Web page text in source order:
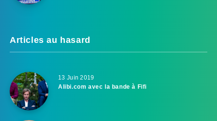
Articles au hasard
13 Juin 2019
Alibi.com avec la bande à Fifi